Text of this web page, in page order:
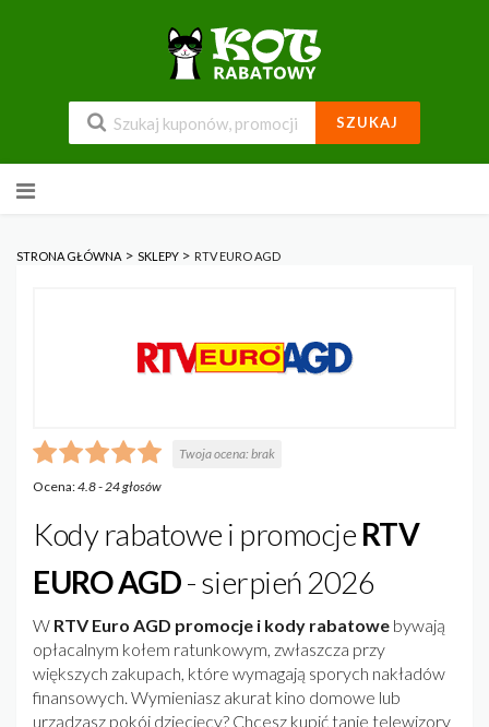
SZUKAJ
do
STRONA GŁÓWNA > SKLEPY > RTV EURO AGD
Twoja ocena:brak
Ocena:4.8-24głosów
Kody rabatowe i promocje RTV
EURO AGD- sierpień 2026
W RTV Euro AGD promocje i kody rabatowe bywają
opłacalnym kołem ratunkowym, zwłaszcza przy
większych zakupach, które wymagają sporych nakładów
finansowych. Wymieniasz akurat kino domowe lub
urządzasz pokój dziecięcy? Chcesz kupić tanie telewizory